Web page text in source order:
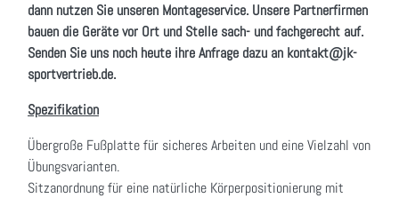
dann nutzen Sie unseren Montageservice. Unsere Partnerfirmen
bauen die Geräte vor Ort und Stelle sach- und fachgerecht auf.
Senden Sie uns noch heute ihre Anfrage dazu an kontakt@jk-
sportvertrieb.de.
Spezifikation
Übergroße Fußplatte für sicheres Arbeiten und eine Vielzahl von
Übungsvarianten.
Sitzanordnung für eine natürliche Körperpositionierung mit